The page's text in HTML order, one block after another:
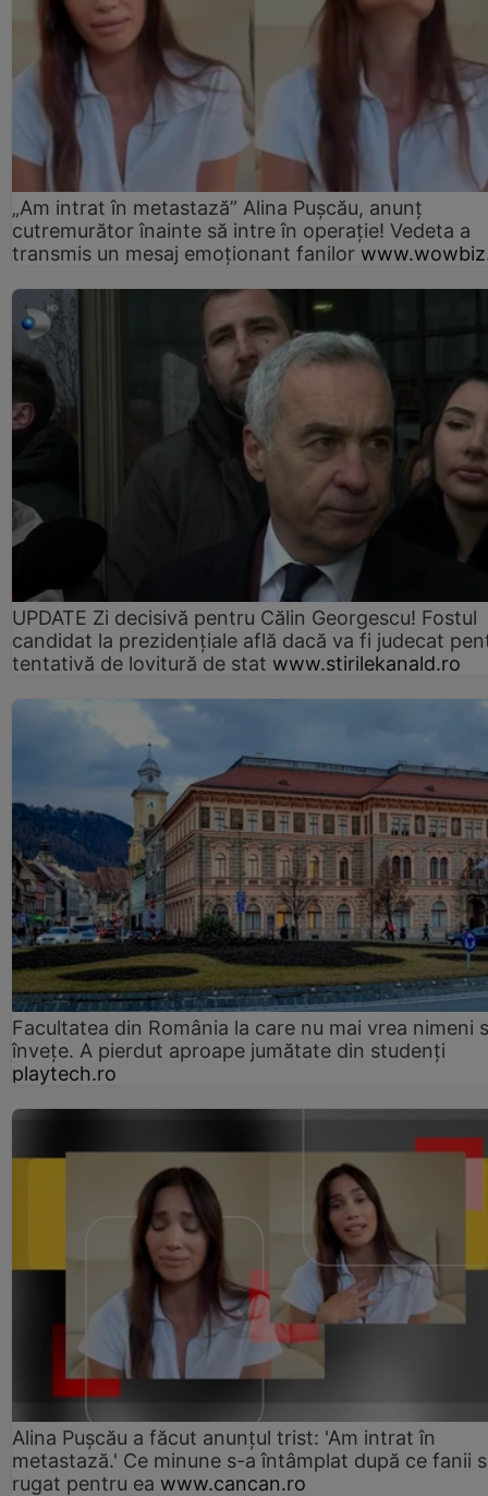
„Am intrat în metastază” Alina Pușcău, anunț
cutremurător înainte să intre în operație! Vedeta a
transmis un mesaj emoționant fanilor
UPDATE Zi decisivă pentru Călin Georgescu! Fostul
candidat la prezidențiale află dacă va fi judecat
tentativă de lovitură de stat www.stirilekanald.ro
Facultatea din România la care nu mai vrea nimeni
înveţe. A pierdut aproape jumătate din studenţi
playtech.ro
Alina Pușcău a făcut anunțul trist: 'Am intrat în
metastază.' Ce minune s-a întâmplat după ce fanii
rugat pentru ea www.cancan.ro